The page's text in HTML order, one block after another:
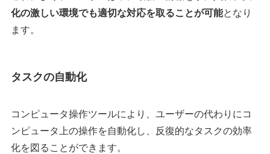
化の激しい環境でも適切な対応を取ることが可能となり
ます。
タスクの自動化
​コンピュータ操作ツールにより、ユーザーの代わりにコ
ンピュータ上の操作を自動化し、反復的なタスクの効率
化を図ることができます。​